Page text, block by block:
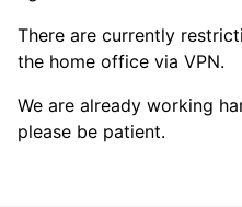
There are currently
the home office via VPN.
We are already working
please be patient.